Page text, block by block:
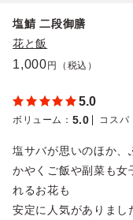
塩鯖 二段御膳
花と飯
1,000円（税込）
5.0
ボリューム ： 5.0 コスパ
塩サバが思いのほか、
かやくご飯や副菜も女
れるお花も
安定に人気がありまし